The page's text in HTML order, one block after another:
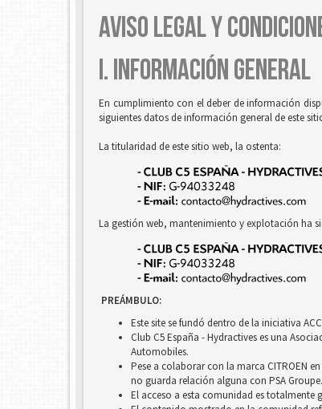
AVISO LEGAL Y
I. INFORMACIÓN GENERAL
En cumplimiento con el deber de información
siguientes datos de información general de este
La titularidad de este sitio web, la ostenta:
La gestión web, mantenimiento y explotación ha
PREÁMBULO:
Este site se fundó dentro de la iniciativa
Club C5 España - Hydractives es una
Automobiles.
Pese a colaborar con la marca CITROEN
no guarda relación alguna con PSA Groupe.
El acceso a esta comunidad es